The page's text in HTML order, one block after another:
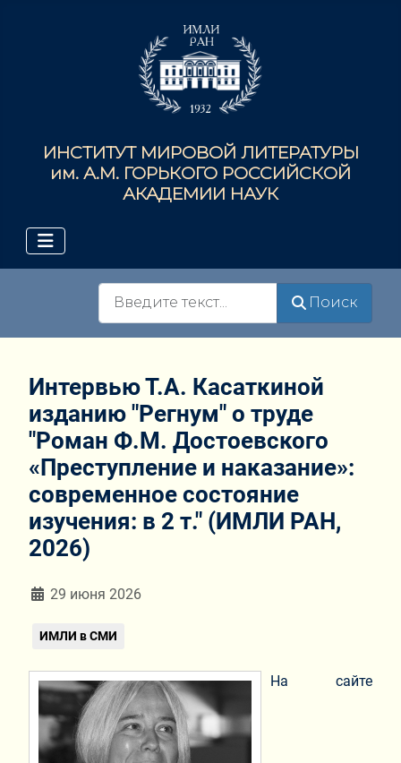
ИНСТИТУТ МИРОВОЙ ЛИТЕРАТУРЫ
им. А.М. ГОРЬКОГО РОССИЙСКОЙ
АКАДЕМИИ НАУК
Поиск
Интервью Т.А. Касаткиной
изданию "Регнум" о труде
"Роман Ф.М. Достоевского
«Преступление и наказание»:
современное состояние
изучения: в 2 т." (ИМЛИ РАН,
2026)
Информация о материале
29 июня 2026
ИМЛИ в СМИ
На сайте